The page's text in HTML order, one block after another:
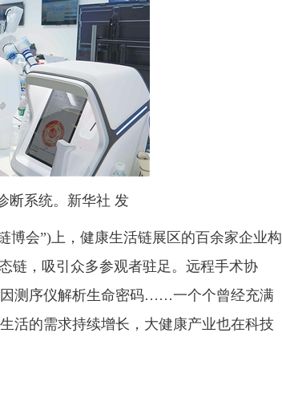
断系统。新华社 发
会”)上，健康生活链展区的百余家企业构
链，吸引众多参观者驻足。远程手术协
测序仪解析生命密码……一个个曾经充满
活的需求持续增长，大健康产业也在科技